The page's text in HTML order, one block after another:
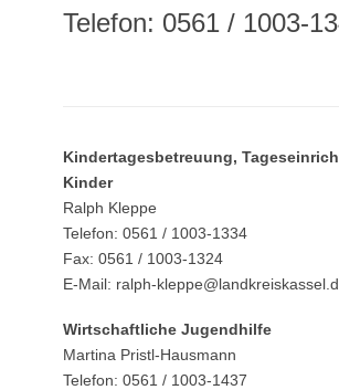
Telefon: 0561 / 1003-
Kindertagesbetreuung,
Kinder
Ralph Kleppe
Telefon: 0561 / 1003-1334
Fax: 0561 / 1003-1324
E-Mail: ralph-
Wirtschaftliche Jugendhilfe
Martina Pristl-Hausmann
Telefon: 0561 / 1003-1437